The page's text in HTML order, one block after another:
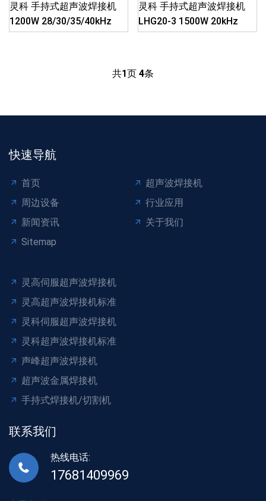
灵科 手持式超声波焊接机
1200W 28/30/35/40kHz
灵科 手持式超声波焊接机
LHG20-3 1500W 20kHz
共1页 4条
快速导航
首页
超声波焊接机
周边设备
行业应用
新闻资讯
关于我们
Sitemap
灵高伺服超声波焊接机
灵高超声波焊接机标准
灵科伺服超声波焊接机
灵科超声波焊接机标准
声峰超声波焊接机
超声波金属焊接机
手持式焊接机/切割机
联系我们
热线电话:
17681409969